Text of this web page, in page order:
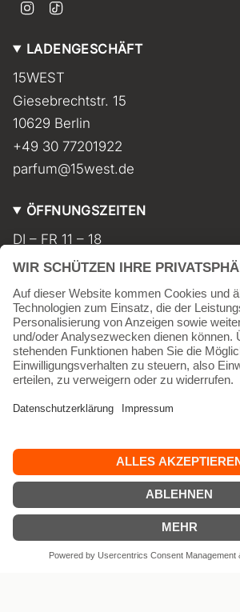
t
g
a
m
T
k
LADENGESCHÄFT
15WEST
Giesebrechtstr. 15
10629 Berlin
+49 30 77201922
parfum@15west.de
ÖFFNUNGSZEITEN
DI – FR 11 – 18
SA 11 – 17
MO geschlossen
INFORMATIONEN
Kontakt
Impressum
AGB
Vertrag widerrufen